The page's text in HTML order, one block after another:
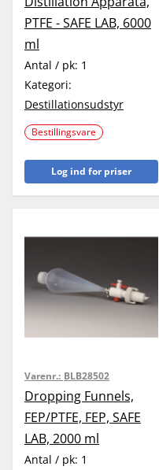
PTFE - SAFE LAB, 6000
ml
Antal / pk: 1
Kategori:
Destillationsudstyr
Bestillingsvare
Log ind for priser
Varenr.: BLB28502
Dropping Funnels,
FEP/PTFE, FEP, SAFE
LAB, 2000 ml
Antal / pk: 1